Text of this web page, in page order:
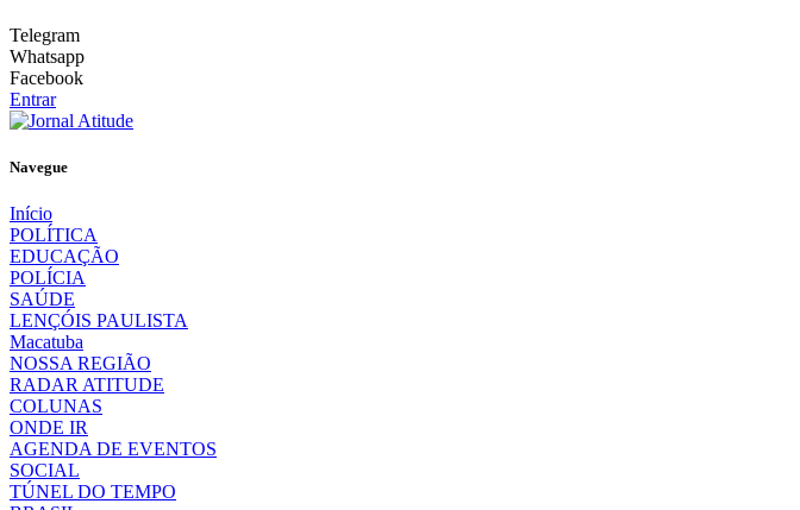
Telegram
Whatsapp
Facebook
Entrar
Navegue
Início
POLÍTICA
EDUCAÇÃO
POLÍCIA
SAÚDE
LENÇÓIS PAULISTA
Macatuba
NOSSA REGIÃO
RADAR ATITUDE
COLUNAS
ONDE IR
AGENDA DE EVENTOS
SOCIAL
TÚNEL DO TEMPO